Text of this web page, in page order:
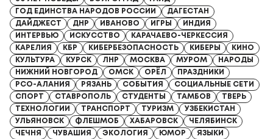
ГОД ЕДИНСТВА НАРОДОВ РОССИИ
ДАГЕСТАН
ДАЙДЖЕСТ
ДНР ИВАНОВО ИГРЫ
ИНДИЯ
ИНТЕРВЬЮ
ИСКУССТВО
КАРАЧАЕВО-ЧЕРКЕССИЯ
КАРЕЛИЯ
КБР КИБЕРБЕЗОПАСНОСТЬ КИБЕРЫ
КИНО
КУЛЬТУРА
КУРСК ЛНР МОСКВА МУРОМ
НАРОДЫ
НИЖНИЙ НОВГОРОД
ОМСК ОРЁЛ
ПРАЗДНИКИ
РСО-АЛАНИЯ
РЯЗАНЬ СОБЫТИЯ
СОЦИАЛЬНЫЕ СЕТИ
СПОРТ
СТАВРОПОЛЬ СТУДЕНТЫ ТАМБОВ
ТВЕРЬ
ТЕХНОЛОГИИ
ТРАНСПОРТ ТУРИЗМ
УЗБЕКИСТАН
УЛЬЯНОВСК
ФЛЕШМОБ ХАБАРОВСК
ЧЕЛЯБИНСК
ЧЕЧНЯ
ЧУВАШИЯ ЭКОЛОГИЯ ЮМОР ЯЗЫКИ